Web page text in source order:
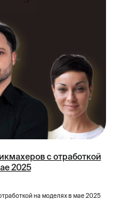
с отработкой
2025
на моделях в мае 2025